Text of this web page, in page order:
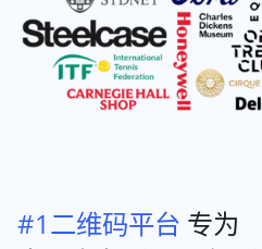
#1二维码平台 专为